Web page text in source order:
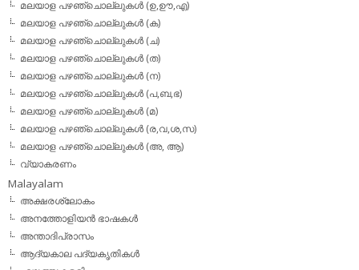
മലയാള പഴഞ്ചൊല്ലുകള്‍ (ഉ,ഊ,എ)
മലയാള പഴഞ്ചൊല്ലുകള്‍ (ക)
മലയാള പഴഞ്ചൊല്ലുകള്‍ (ച)
മലയാള പഴഞ്ചൊല്ലുകള്‍ (ത)
മലയാള പഴഞ്ചൊല്ലുകള്‍ (ന)
മലയാള പഴഞ്ചൊല്ലുകള്‍ (പ,ബ,ഭ)
മലയാള പഴഞ്ചൊല്ലുകള്‍ (മ)
മലയാള പഴഞ്ചൊല്ലുകള്‍ (ര,വ,ശ,സ)
മലയാള പഴഞ്ചൊല്ലുകൾ (അ, ആ)
വ്യാകരണം
Malayalam
അക്ഷരശ്ലോകം
അനത്തോളിയന്‍ ഭാഷകള്‍
അന്താദിപ്രാസം
ആദ്യകാല പദ്യകൃതികള്‍